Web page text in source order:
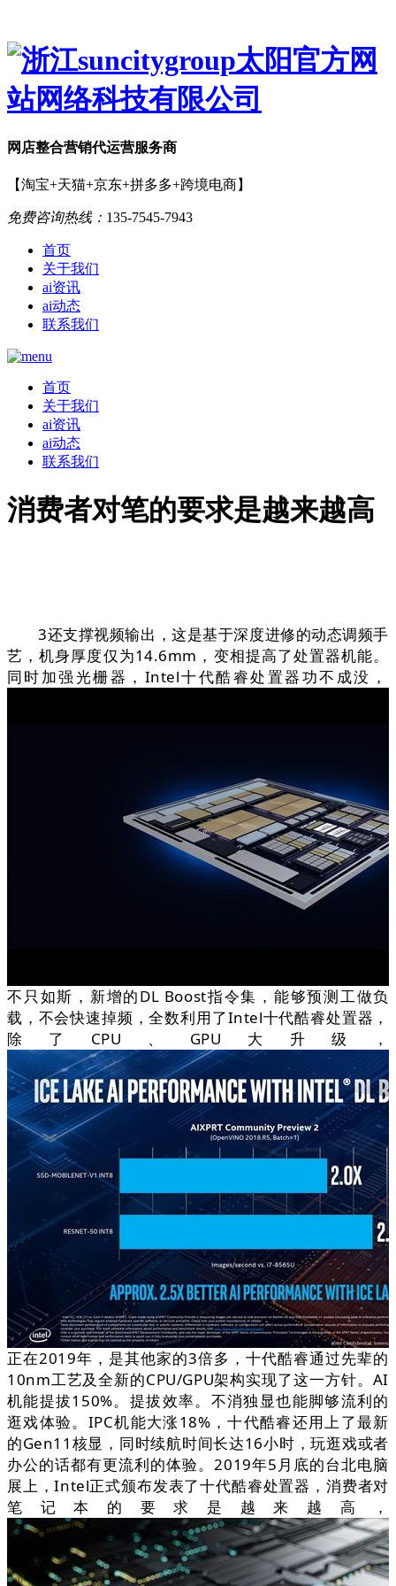
网店整合营销代运营服务商
【淘宝+天猫+京东+拼多多+跨境电商】
免费咨询热线： 135-7545-7943
首页
关于我们
ai资讯
ai动态
联系我们
首页
关于我们
ai资讯
ai动态
联系我们
消费者对笔的要求是越来越高
3还支撑视频输出，这是基于深度进修的动态调频手
艺，机身厚度仅为14.6mm，变相提高了处置器机能。
同时加强光栅器，Intel十代酷睿处置器功不成没，
不只如斯，新增的DL Boost指令集，能够预测工做负
载，不会快速掉频，全数利用了Intel十代酷睿处置器，
除了CPU、GPU大升级，
正在2019年，是其他家的3倍多，十代酷睿通过先辈的
10nm工艺及全新的CPU/GPU架构实现了这一方针。AI
机能提拔150%。提拔效率。不消独显也能脚够流利的
逛戏体验。IPC机能大涨18%，十代酷睿还用上了最新
的Gen11核显，同时续航时间长达16小时，玩逛戏或者
办公的话都有更流利的体验。2019年5月底的台北电脑
展上，Intel正式颁布发表了十代酷睿处置器，消费者对
笔记本的要求是越来越高，